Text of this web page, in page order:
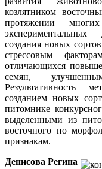
козлятником
протяжении
создания новых
стрессовым
отличающихся
семян,
Результативность
созданием новых
питомнике
выделенными из
восточного по
признакам.
Денисова Регина